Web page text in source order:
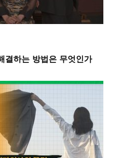
결하는 방법은 무엇인가